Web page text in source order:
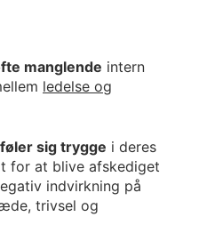
manglende intern
ledelse og
sig trygge i deres
for at blive afskediget
indvirkning på
trivsel og